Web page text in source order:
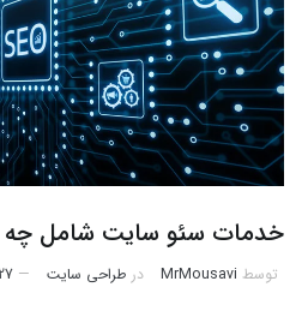
خدمات سئو سایت شامل چه
توسط MrMousavi در طراحی سایت 27 آگوست 2022